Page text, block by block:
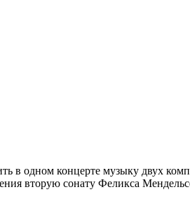
в одном концерте музыку двух
вторую сонату Феликса